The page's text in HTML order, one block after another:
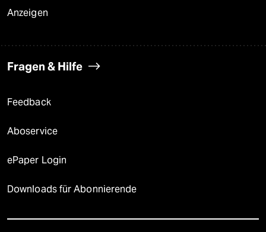
Anzeigen
Fragen & Hilfe
Feedback
Aboservice
ePaper Login
Downloads für Abonnierende